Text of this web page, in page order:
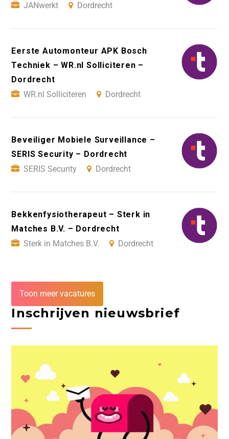
JANwerkt
Dordrecht
Eerste Automonteur APK Bosch
Techniek – WR.nl Solliciteren –
Dordrecht
WR.nl Solliciteren
Dordrecht
Beveiliger Mobiele Surveillance –
SERIS Security – Dordrecht
SERIS Security
Dordrecht
Bekkenfysiotherapeut – Sterk in
Matches B.V. – Dordrecht
Sterk in Matches B.V.
Dordrecht
Toon meer vacatures
Inschrijven nieuwsbrief